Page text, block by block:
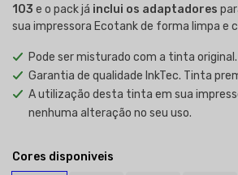
103 e o pack já inclui os adaptadores
sua impressora Ecotank de forma limpa e
Pode ser misturado com a tinta original.
Garantia de qualidade InkTec. Tinta
A utilização desta tinta em sua
nenhuma alteração no seu uso.
Cores disponiveis